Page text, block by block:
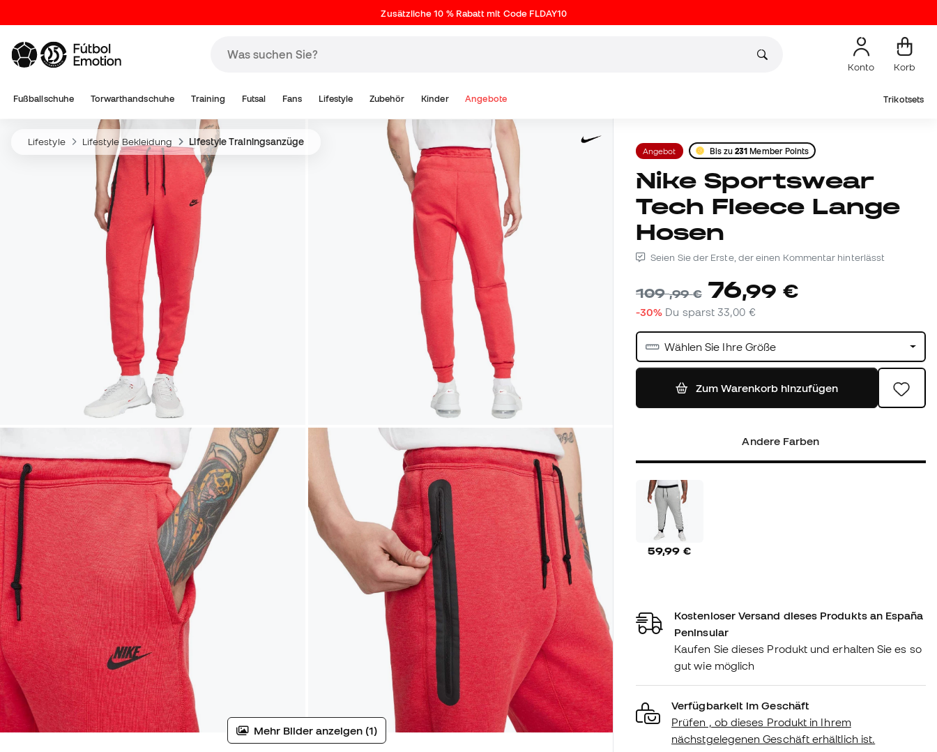
Zusätzliche 10 % Rabatt mit Code FLDAY10
Konto Korb
Fußballschuhe Torwarthandschuhe Training Futsal Fans Lifestyle Zubehör Kinder Angebote Trikotsets
Lifestyle Lifestyle Bekleidung Lifestyle Trainingsanzüge
Mehr Bilder anzeigen (1)
Angebot Bis zu231 Member Points
Nike Sportswear
Tech Fleece Lange
Hosen
Seien Sie der Erste, der einen Kommentar hinterlässt
109,99 € 76,99 €
-30% Du sparst33,00 €
Wählen Sie Ihre Größe
Zum Warenkorb hinzufügen
Andere Farben
59,99 €
Kostenloser Versand dieses Produkts an España
Peninsular
Kaufen Sie dieses Produkt und erhalten Sie es so
gut wie möglich
Verfügbarkeit im Geschäft
Prüfen , ob dieses Produkt in Ihrem
nächstgelegenen Geschäft erhältlich ist.